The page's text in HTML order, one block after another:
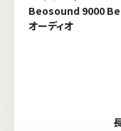
Beosound 9000
オーディオ